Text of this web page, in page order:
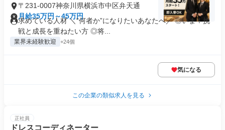
〒231-0007神奈川県横浜市中区弁天通
月給35万円～45万円
求めている人材 ＼“何者か”になりたいあなたへ／ ◎いま！挑
戦と成長を重ねたい方 ◎将...
業界未経験歓迎 +24個
気になる
この企業の類似求人を見る
正社員
ドレスコーディネーター